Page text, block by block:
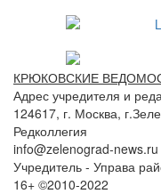
КРЮКОВСКИЕ
Адрес учредителя и
124617, г. Москва,
Редколлегия
info@zelenograd-news.ru
Учредитель - Управа
16+ ©2010-2022